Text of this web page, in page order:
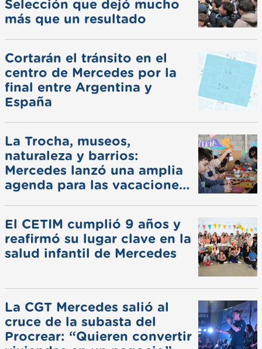
Selección que dejó mucho
más que un resultado
Cortarán el tránsito en el
centro de Mercedes por la
final entre Argentina y
España
La Trocha, museos,
naturaleza y barrios:
Mercedes lanzó una amplia
agenda para las vacaciones
El CETIM cumplió 9 años y
reafirmó su lugar clave en la
salud infantil de Mercedes
La CGT Mercedes salió al
cruce de la subasta del
Procrear: “Quieren convertir